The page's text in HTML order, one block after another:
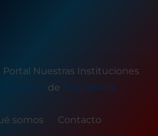
Nuestras Instituciones
News de ThemeArile
somos Contacto